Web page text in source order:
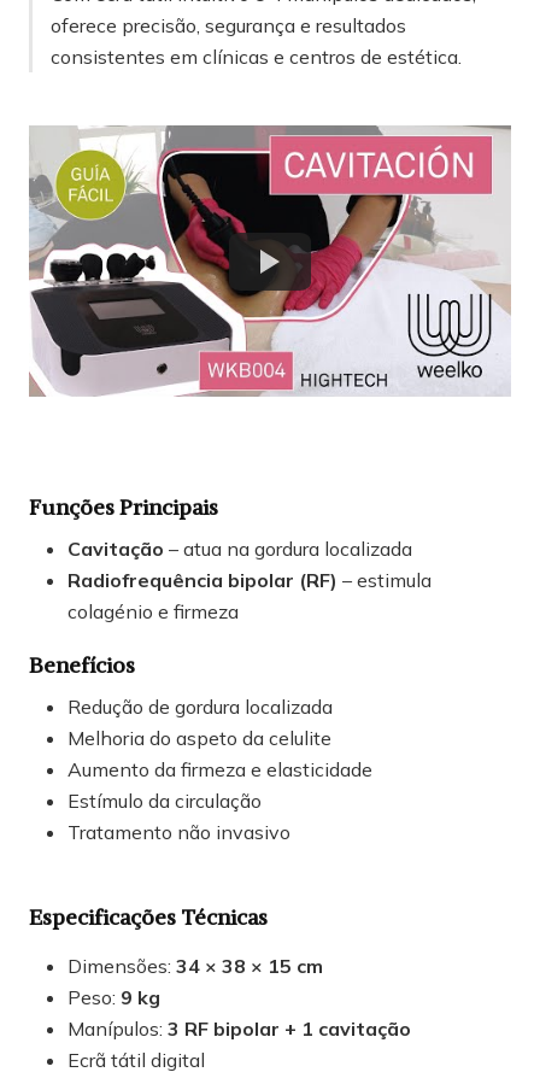
oferece precisão, segurança e resultados
consistentes em clínicas e centros de estética.
Funções Principais
Cavitação – atua na gordura localizada
Radiofrequência bipolar (RF) – estimula
colagénio e firmeza
Benefícios
Redução de gordura localizada
Melhoria do aspeto da celulite
Aumento da firmeza e elasticidade
Estímulo da circulação
Tratamento não invasivo
Especificações Técnicas
Dimensões: 34 × 38 × 15 cm
Peso: 9 kg
Manípulos: 3 RF bipolar + 1 cavitação
Ecrã tátil digital